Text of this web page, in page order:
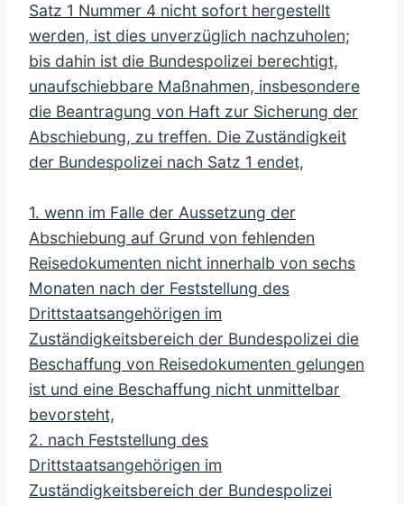
Satz 1 Nummer 4 nicht sofort hergestellt
werden, ist dies unverzüglich nachzuholen;
bis dahin ist die Bundespolizei berechtigt,
unaufschiebbare Maßnahmen, insbesondere
die Beantragung von Haft zur Sicherung der
Abschiebung, zu treffen. Die Zuständigkeit
der Bundespolizei nach Satz 1 endet,
1. wenn im Falle der Aussetzung der
Abschiebung auf Grund von fehlenden
Reisedokumenten nicht innerhalb von sechs
Monaten nach der Feststellung des
Drittstaatsangehörigen im
Zuständigkeitsbereich der Bundespolizei die
Beschaffung von Reisedokumenten gelungen
ist und eine Beschaffung nicht unmittelbar
bevorsteht,
2. nach Feststellung des
Drittstaatsangehörigen im
Zuständigkeitsbereich der Bundespolizei